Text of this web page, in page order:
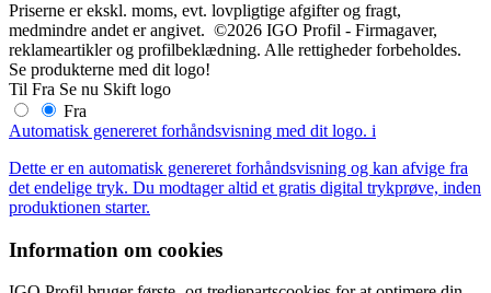
Priserne er ekskl. moms, evt. lovpligtige afgifter og fragt,
medmindre andet er angivet. ©2026 IGO Profil - Firmagaver,
reklameartikler og profilbeklædning. Alle rettigheder forbeholdes.
Se produkterne med dit logo!
Til Fra Se nu Skift logo
Fra
Automatisk genereret forhåndsvisning med dit logo. i
Dette er en automatisk genereret forhåndsvisning og kan afvige fra
det endelige tryk. Du modtager altid et gratis digital trykprøve, inden
produktionen starter.
Information om cookies